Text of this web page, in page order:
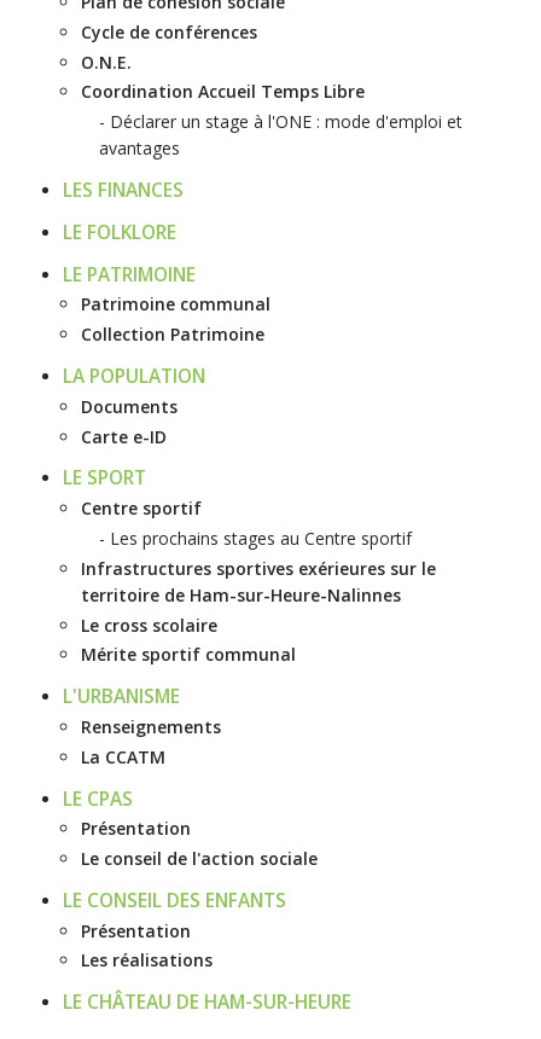
Cycle de conférences
O.N.E.
Coordination Accueil Temps Libre
Déclarer un stage à l'ONE : mode d'emploi et
avantages
LES FINANCES
LE FOLKLORE
LE PATRIMOINE
Patrimoine communal
Collection Patrimoine
LA POPULATION
Documents
Carte e-ID
LE SPORT
Centre sportif
Les prochains stages au Centre sportif
Infrastructures sportives exérieures sur le
territoire de Ham-sur-Heure-Nalinnes
Le cross scolaire
Mérite sportif communal
L'URBANISME
Renseignements
La CCATM
LE CPAS
Présentation
Le conseil de l'action sociale
LE CONSEIL DES ENFANTS
Présentation
Les réalisations
LE CHÂTEAU DE HAM-SUR-HEURE